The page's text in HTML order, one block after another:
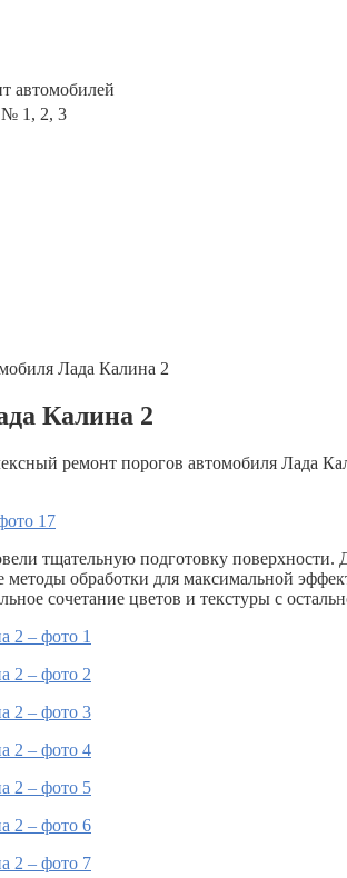
автомобилей
1, 2, 3
Лада Калина 2
Калина 2
ремонт порогов автомобиля Лада
тщательную подготовку
обработки для максимальной
сочетание цветов и текстуры с